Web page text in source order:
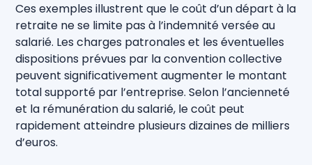
Ces exemples illustrent que le coût d’un départ à la
retraite ne se limite pas à l’indemnité versée au
salarié. Les charges patronales et les éventuelles
dispositions prévues par la convention collective
peuvent significativement augmenter le montant
total supporté par l’entreprise. Selon l’ancienneté
et la rémunération du salarié, le coût peut
rapidement atteindre plusieurs dizaines de milliers
d’euros.